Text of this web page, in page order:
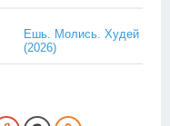
Ешь. Молись. Худей
(2026)